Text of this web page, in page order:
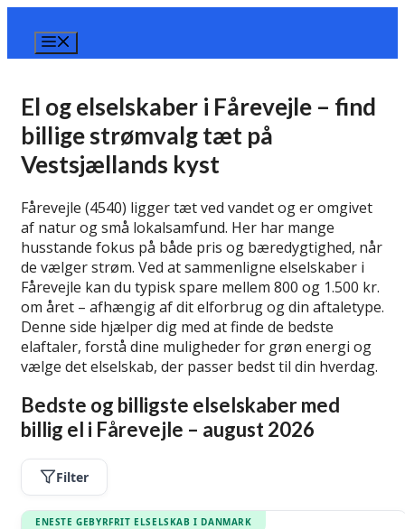
indhold
El og elselskaber i Fårevejle – find
billige strømvalg tæt på
Vestsjællands kyst
Fårevejle (4540) ligger tæt ved vandet og er omgivet
af natur og små lokalsamfund. Her har mange
husstande fokus på både pris og bæredygtighed, når
de vælger strøm. Ved at sammenligne elselskaber i
Fårevejle kan du typisk spare mellem 800 og 1.500 kr.
om året – afhængig af dit elforbrug og din aftaletype.
Denne side hjælper dig med at finde de bedste
elaftaler, forstå dine muligheder for grøn energi og
vælge det elselskab, der passer bedst til din hverdag.
Bedste og billigste elselskaber med
billig el i Fårevejle – august 2026
Filter
ENESTE GEBYRFRIT ELSELSKAB I DANMARK